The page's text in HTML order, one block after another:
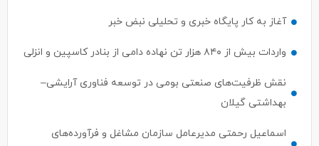
آغاز به کار پایگاه خبری و تحلیلی نبض خبر
واردات بیش از ۸۴۰ هزار تن نهاده دامی از بنادر كاسپین و انزلی
نقش ظرفیت‌های صنعتی بومی در توسعه فناوری آرایشی–
بهداشتی گیلان
اسماعیل رحمتی مدیرعامل سازمان مشاغل و فرآورده‌های